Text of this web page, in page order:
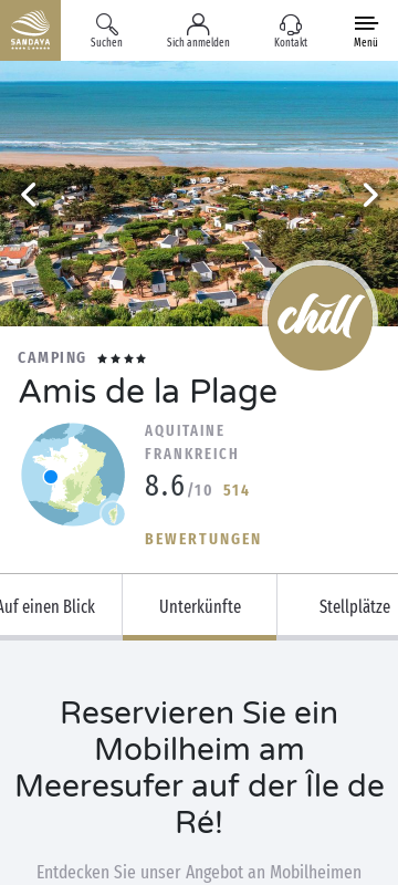
Suchen Sich anmelden Kontakt Menü
CAMPING
Amis de la Plage
AQUITAINE
FRANKREICH
8.6 /10 514
BEWERTUNGEN
einen Blick Unterkünfte Stellplätze
Reservieren Sie ein
Mobilheim am
Meeresufer auf der Île de
Ré!
Entdecken Sie unser Angebot an Mobilheimen